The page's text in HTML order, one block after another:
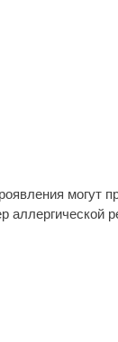
могут
аллергической